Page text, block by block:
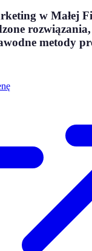
w Małej
metody